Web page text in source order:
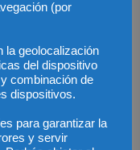
dependiendo de
Seleccionar el contrato
las necesidades
de control deseado.
(por
la geolocalización
del dispositivo
combinación de
dispositivos.
para garantizar la
y servir